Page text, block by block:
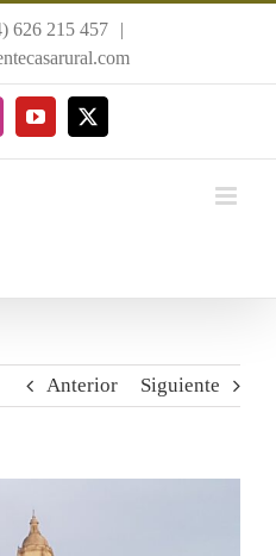
626 215 457
|
YouTube
X
Anterior Siguiente